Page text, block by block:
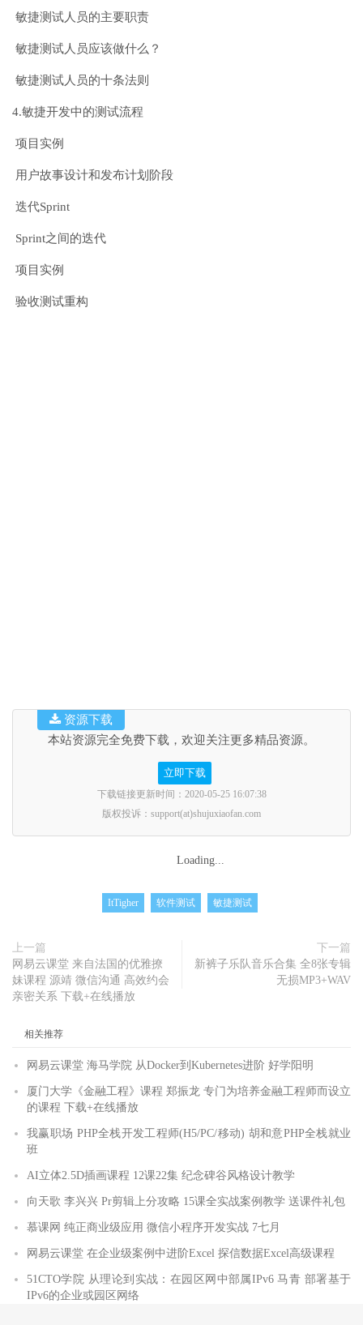
敏捷测试人员的主要职责
敏捷测试人员应该做什么？
敏捷测试人员的十条法则
4.敏捷开发中的测试流程
项目实例
用户故事设计和发布计划阶段
迭代Sprint
Sprint之间的迭代
项目实例
验收测试重构
本站资源完全免费下载，欢迎关注更多精品资源。
立即下载
下载链接更新时间：2020-05-25 16:07:38
版权投诉：support(at)shujuxiaofan.com
资源下载
Loading...
ItTigher 软件测试 敏捷测试
上一篇
网易云课堂 来自法国的优雅撩
妹课程 源靖 微信沟通 高效约会
亲密关系 下载+在线播放
下一篇
新裤子乐队音乐合集 全8张专辑
无损MP3+WAV
相关推荐
网易云课堂 海马学院 从Docker到Kubernetes进阶 好学阳明
厦门大学《金融工程》课程 郑振龙 专门为培养金融工程师而设立
的课程 下载+在线播放
我赢职场 PHP全栈开发工程师(H5/PC/移动) 胡和意PHP全栈就业
班
AI立体2.5D插画课程 12课22集 纪念碑谷风格设计教学
向天歌 李兴兴 Pr剪辑上分攻略 15课全实战案例教学 送课件礼包
慕课网 纯正商业级应用 微信小程序开发实战 7七月
网易云课堂 在企业级案例中进阶Excel 探信数据Excel高级课程
51CTO学院 从理论到实战：在园区网中部属IPv6 马青 部署基于
IPv6的企业或园区网络